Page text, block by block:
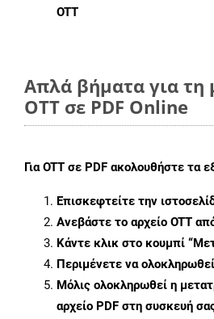
OTT
Απλά βήματα για τη
OTT σε PDF Online
ΓιαOTT σε PDF ακολουθήστε τα
Επισκεφτείτε την
Ανεβάστε το αρχείο OTT
Κάντε κλικ στο κουμπί
Περιμένετε να
Μόλις ολοκληρωθεί η
αρχείο PDF στη συσκευή